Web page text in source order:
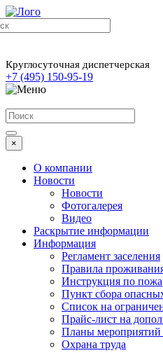
Круглосуточная диспетчерская
+7 (495) 150-95-19
×
О компании
Новости
Новости
Фотогалерея
Видео
Раскрытие информации
Информация
Регламент заселения
Правила
Инструкция по
Пункт сбора
Список на
Прайс-лист на
Планы
Охрана труда